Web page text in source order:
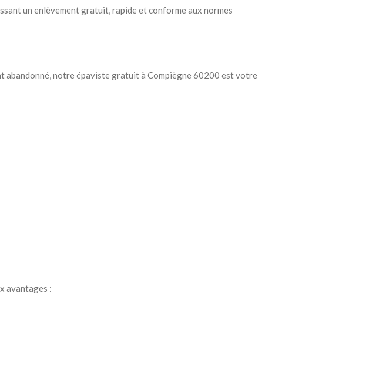
un enlèvement gratuit, rapide et conforme aux normes
abandonné, notre épaviste gratuit à Compiègne 60200 est votre
avantages :